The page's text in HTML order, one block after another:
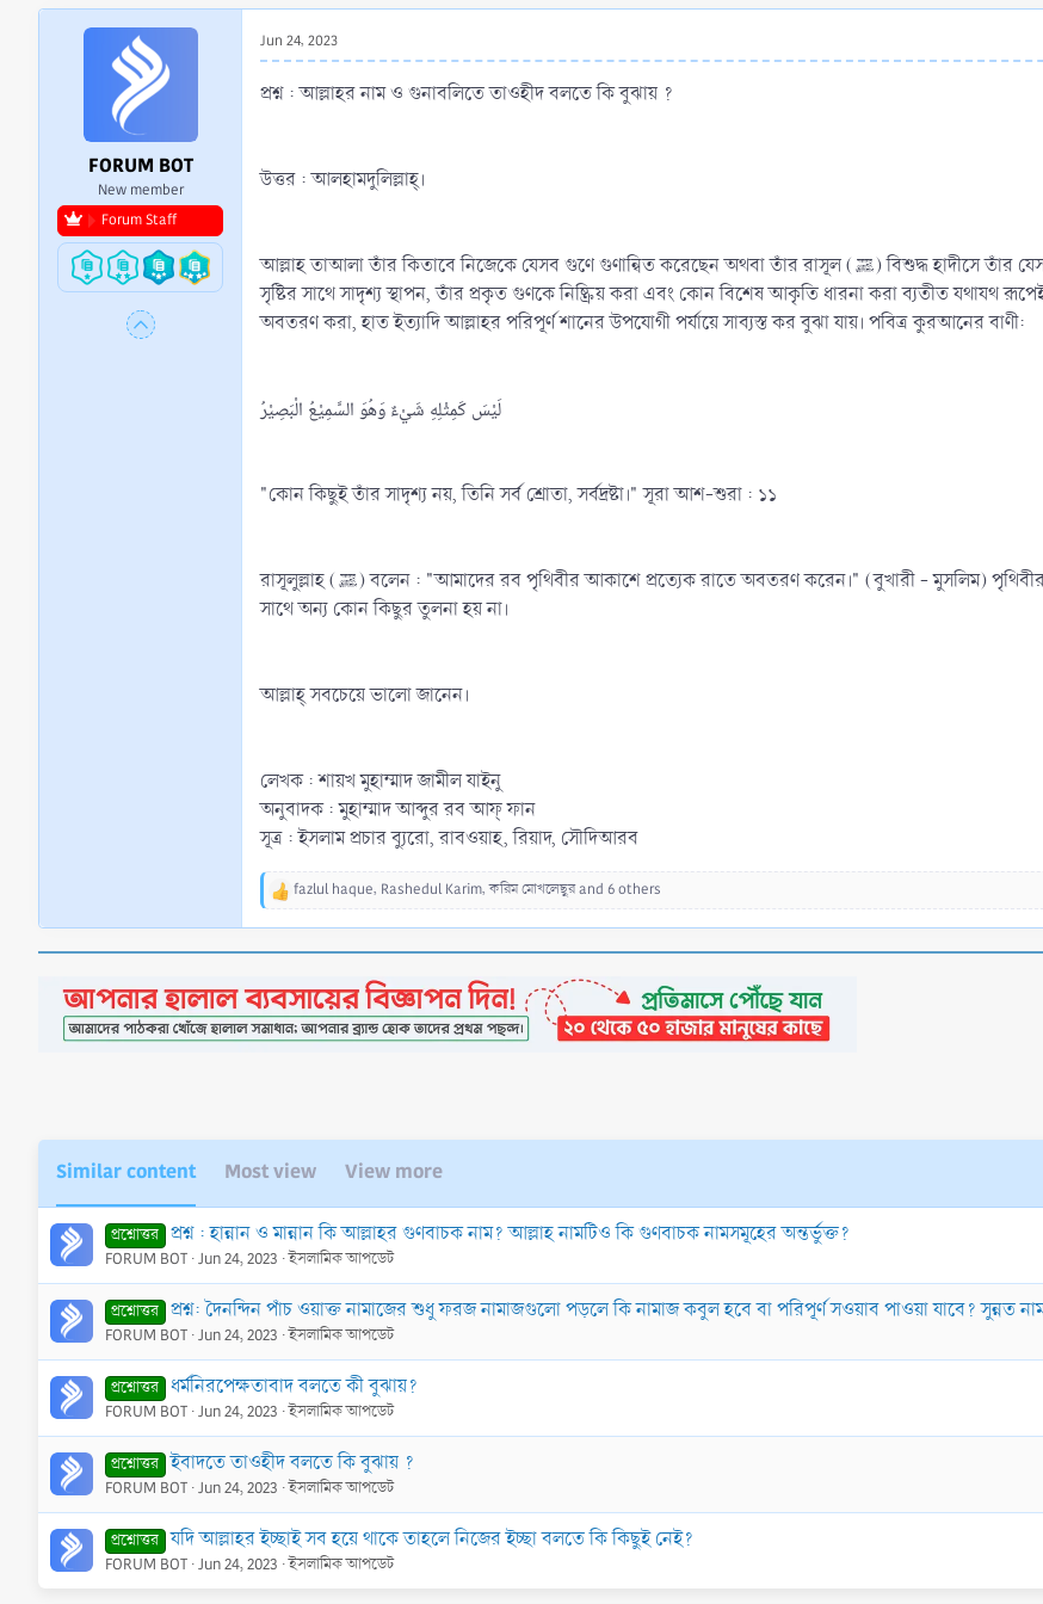
r
t
FORUM BOT
New member
Forum Staff
Jun 24, 2023
প্রশ্ন : আল্লাহর নাম ও গুনাবলিতে তাওহীদ বলতে কি বুঝায় ?
উত্তর : আলহামদুলিল্লাহ্‌।
আল্লাহ তাআলা তাঁর কিতাবে নিজেকে যেসব গুণে গুণান্বিত করেছেন অথবা তাঁর রাসূল (ﷺ) বিশুদ্ধ হাদীসে তাঁর যেসব গুণাবলি বর্ণনা করেছেন তা প্রকৃত অর্থে, কোনরূপ অপব্যাখ্যা, তাঁর কোন
সৃষ্টির সাথে সাদৃশ্য স্থাপন, তাঁর প্রকৃত গুণকে নিষ্ক্রিয় করা এবং কোন বিশেষ আকৃতি ধারনা করা ব্যতীত যথাযথ
অবতরণ করা, হাত ইত্যাদি আল্লাহর পরিপূর্ণ শানের উপযোগী পর্যায়ে সাব্যস্ত কর বুঝা যায়। পবিত্র কুরআনের বাণী:
لَيْسَ كَمِثْلِهِ شَيْءٌ وَهُوَ السَّمِيْعُ الْبَصِيْرُ
"কোন কিছুই তাঁর সাদৃশ্য নয়, তিনি সর্ব শ্রোতা, সর্বদ্রষ্টা।" সূরা আশ-শুরা : ১১
রাসূলুল্লাহ (ﷺ) বলেন : "আমাদের রব পৃথিবীর আকাশে প্রত্যেক রাতে অবতরণ করেন।" (বুখারী - মুসলিম) পৃথিবীর আকাশে আল্লাহ নিজস্ব শান ও স্বাতন্ত্রতা বজায় রেখে অবতরণ করেন, যার
সাথে অন্য কোন কিছুর তুলনা হয় না।
আল্লাহ্‌ সবচেয়ে ভালো জানেন।
লেখক : শায়খ মুহাম্মাদ জামীল যাইনু
অনুবাদক : মুহাম্মাদ আব্দুর রব আফ্ ফান
সূত্র : ইসলাম প্রচার ব্যুরো, রাবওয়াহ, রিয়াদ, সৌদিআরব
R
i
o
n
fazlul haque, Rashedul Karim,করিম মোখলেছুরand 6 others
Similar content Most view View more
প্রশ্নোত্তর প্রশ্ন : হান্নান ও মান্নান কি আল্লাহর গুণবাচক নাম? আল্লাহ নামটিও কি গুণবাচক নামসমূহের অন্তর্ভুক্ত?
FORUM BOT Jun 24, 2023 ইসলামিক আপডেট
প্রশ্নোত্তর প্রশ্ন: দৈনন্দিন পাঁচ ওয়াক্ত নামাজের শুধু ফরজ নামাজগুলো পড়লে কি নামাজ কবুল হবে বা পরিপূর্ণ সওয়াব পাওয়া যাবে? সুন্নত
FORUM BOT Jun 24, 2023 ইসলামিক আপডেট
প্রশ্নোত্তর ধর্মনিরপেক্ষতাবাদ বলতে কী বুঝায়?
FORUM BOT Jun 24, 2023 ইসলামিক আপডেট
প্রশ্নোত্তর ইবাদতে তাওহীদ বলতে কি বুঝায় ?
FORUM BOT Jun 24, 2023 ইসলামিক আপডেট
প্রশ্নোত্তর যদি আল্লাহর ইচ্ছাই সব হয়ে থাকে তাহলে নিজের ইচ্ছা বলতে কি কিছুই নেই?
FORUM BOT Jun 24, 2023 ইসলামিক আপডেট